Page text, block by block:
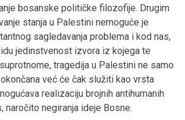
bosanske političke filozofije. Drugim
stanja u Palestini nemoguće je
sagledavanja problema i kod nas,
jedinstvenost izvora iz kojega te
tragedija u Palestini ne samo
već će čak služiti kao vrsta
realizaciju brojnih antihumanih
naročito negiranja ideje Bosne.